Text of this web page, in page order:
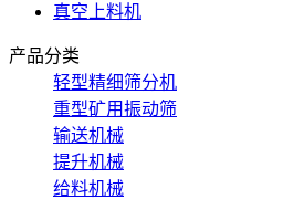
真空上料机
产品分类
轻型精细筛分机
重型矿用振动筛
输送机械
提升机械
给料机械